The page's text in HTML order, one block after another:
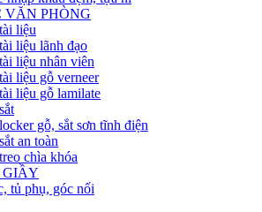
VĂN PHÒNG
liệu
liệu lãnh đạo
liệu nhân viên
liệu gỗ verneer
liệu gỗ lamilate
gỗ, sắt sơn tĩnh điện
an toàn
chìa khóa
GIẦY
tủ phụ, góc nối